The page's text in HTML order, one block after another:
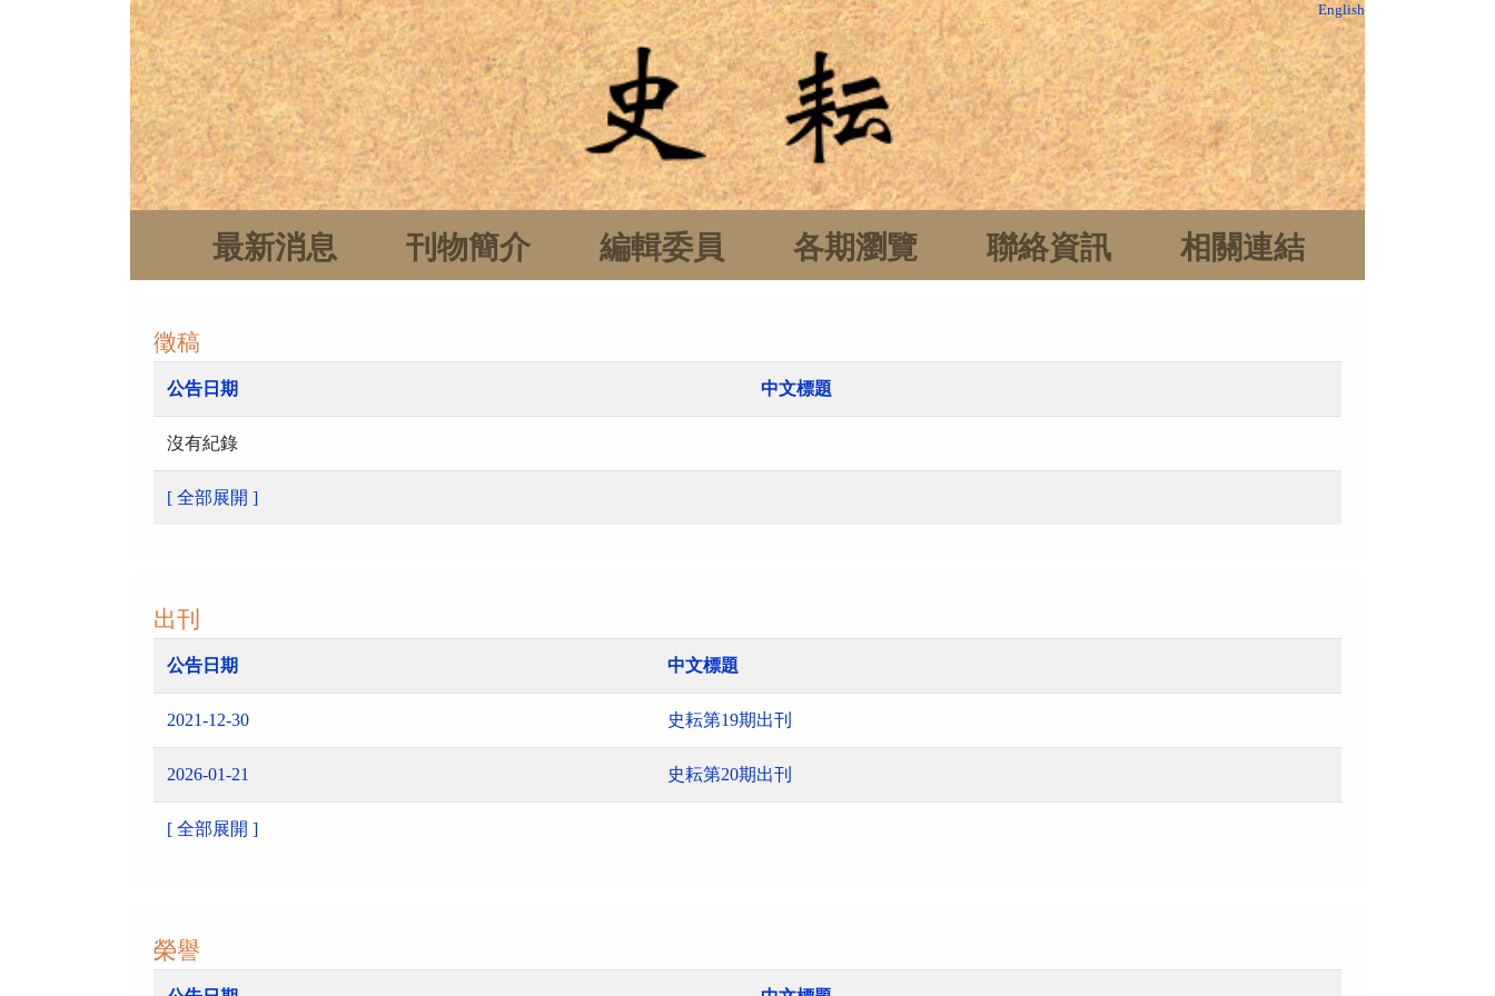
English
最新消息 刊物簡介 編輯委員 各期瀏覽 聯絡資訊 相關連結
徵稿
公告日期 中文標題
沒有紀錄
[ 全部展開 ]
出刊
公告日期 中文標題
2021-12-30 史耘第19期出刊
2026-01-21 史耘第20期出刊
[ 全部展開 ]
榮譽